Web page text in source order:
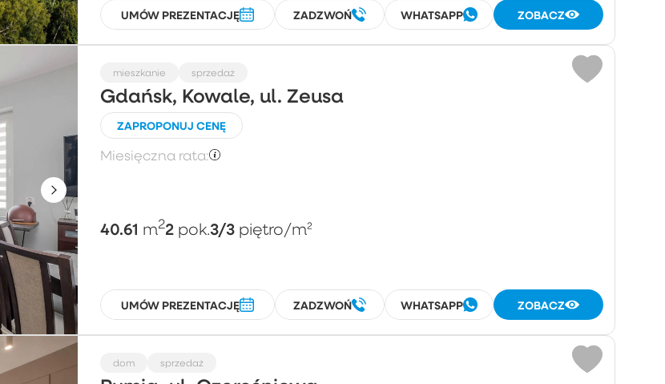
UMÓW PREZENTACJĘ ZADZWOŃ WHATSAPP ZOBACZ
mieszkanie sprzedaż
Gdańsk, Kowale, ul. Zeusa
ZAPROPONUJ CENĘ
Miesięczna rata:
40.61 m22 pok.3/3 piętro/m²
UMÓW PREZENTACJĘ ZADZWOŃ WHATSAPP ZOBACZ
dom sprzedaż